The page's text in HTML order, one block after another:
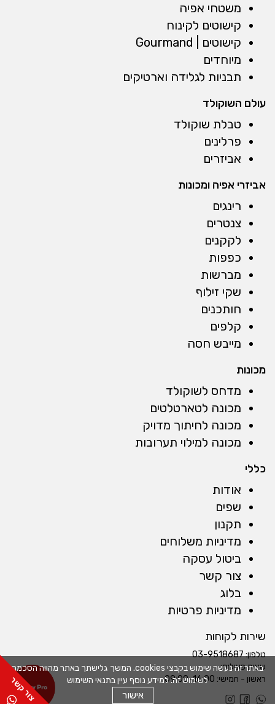
באתר זה נעשה שימוש בקבצי cookies. המשך גלישתך באתר מהווה הסכמה
לשימוש זה. למידע נוסף עיין בתנאי השימוש
אישור
משטחי אפיה
קישוטים לקינוח
קישוטים | Gourmand
מיוחדים
תבניות לגלידה וארטיקים
עולם השוקולד
טבלת שוקולד
פרלינים
אביזרים
אביזרי אפיה ומכונות
רינגים
צנטרים
לקקנים
כפפות
מברשות
שקי זילוף
חותכנים
קלפים
מייבש חסה
מכונות
מדחס לשוקולד
מכונה לטארטלטים
מכונה לחיתוך מדויק
מכונה למילוי תערובות
כללי
אודות
שפים
תקנון
מדיניות משלוחים
ביטול עסקה
צור קשר
בלוג
מדיניות פרטיות
שירות לקוחות
טלפון:03-9518687
שעות פעילות:
ראשון - חמישי: 09:00-16:00